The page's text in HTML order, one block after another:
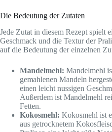
Die Bedeutung der Zutaten
Jede Zutat in diesem Rezept spielt
Geschmack und die Textur der
auf die Bedeutung der einzelnen
Mandelmehl: Mandelmehl
gemahlenen Mandeln
einen leicht nussigen
Außerdem ist Mandelmehl
Fetten.
Kokosmehl: Kokosmehl ist
aus getrocknetem